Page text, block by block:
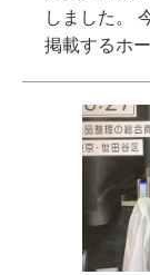
しました。
掲載するホ